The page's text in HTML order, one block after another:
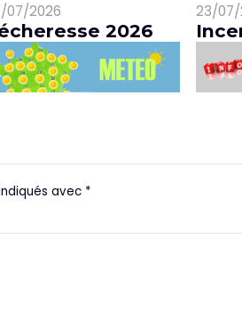
07/2026
2026
23/07/
avec *